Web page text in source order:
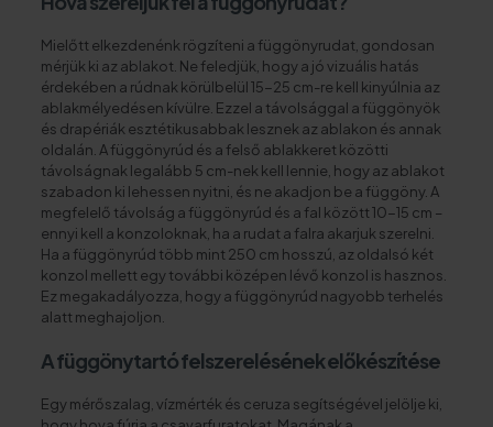
Mielőtt elkezdenénk rögzíteni a függönyrudat, gondosan
mérjük ki az ablakot. Ne feledjük, hogy a jó vizuális hatás
érdekében a rúdnak körülbelül 15-25 cm-re kell kinyúlnia az
ablakmélyedésen kívülre. Ezzel a távolsággal a függönyök
és drapériák esztétikusabbak lesznek az ablakon és annak
oldalán. A függönyrúd és a felső ablakkeret közötti
távolságnak legalább 5 cm-nek kell lennie, hogy az ablakot
szabadon ki lehessen nyitni, és ne akadjon be a függöny. A
megfelelő távolság a függönyrúd és a fal között 10-15 cm –
ennyi kell a konzoloknak, ha a rudat a falra akarjuk szerelni.
Ha a függönyrúd több mint 250 cm hosszú, az oldalsó két
konzol mellett egy további középen lévő konzol is hasznos.
Ez megakadályozza, hogy a függönyrúd nagyobb terhelés
alatt meghajoljon.
A függönytartó felszerelésének előkészítése
Egy mérőszalag, vízmérték és ceruza segítségével jelölje ki,